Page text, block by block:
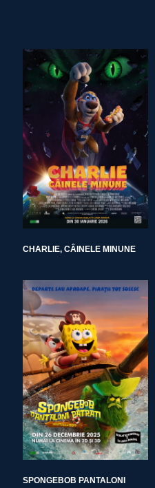
CHARLIE, CÂINELE MINUNE
SPONGEBOB PANTALONI